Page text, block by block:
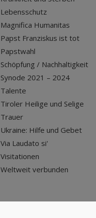
Lebensschutz
Magnifica Humanitas
Papst Franziskus ist tot
Papstwahl
Schöpfung / Nachhaltigkeit
Synode 2021 – 2024
Talente
Tiroler Heilige und Selige
Trauer
Ukraine: Hilfe und Gebet
Via Laudato si'
Visitationen
Weltweit verbunden